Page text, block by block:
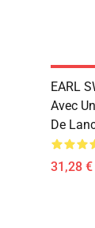
EARL
Avec
De
31,28